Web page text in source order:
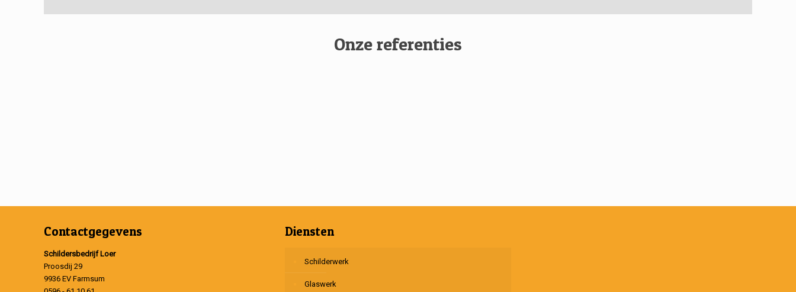
Onze referenties
Contactgegevens
Schildersbedrijf Loer
Proosdij 29
9936 EV Farmsum
Diensten
Schilderwerk
Glaswerk